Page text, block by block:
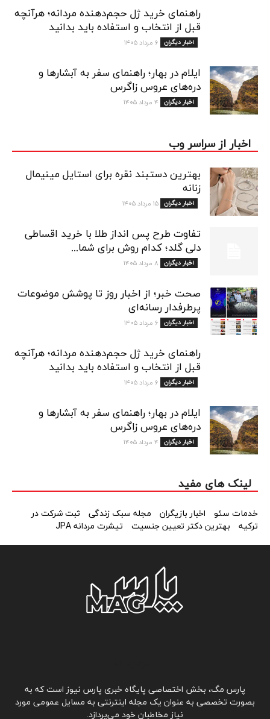
راهنمای خرید ژل حجم‌دهنده مردانه؛ هرآنچه
قبل از انتخاب و استفاده باید بدانید
اخبار دیگران ۶ مرداد ۱۴۰۵
ایلام در بهار؛ راهنمای سفر به آبشارها و
دره‌های عروس زاگرس
اخبار دیگران ۴ مرداد ۱۴۰۵
اخبار از سراسر وب
بهترین دستبند نقره برای استایل مینیمال
زنانه
اخبار دیگران ۱۵ مرداد ۱۴۰۵
تفاوت طرح پس انداز طلا با خرید اقساطی
دلی گلد؛ کدام روش برای شما...
اخبار دیگران ۸ مرداد ۱۴۰۵
صحت خبر؛ از اخبار روز تا پوشش موضوعات
پرطرفدار رسانه‌ای
اخبار دیگران ۶ مرداد ۱۴۰۵
راهنمای خرید ژل حجم‌دهنده مردانه؛ هرآنچه
قبل از انتخاب و استفاده باید بدانید
اخبار دیگران ۶ مرداد ۱۴۰۵
ایلام در بهار؛ راهنمای سفر به آبشارها و
دره‌های عروس زاگرس
اخبار دیگران ۴ مرداد ۱۴۰۵
لینک های مفید
خدمات سئو اخبار بازیگران مجله سبک زندگی
ثبت شرکت در
ترکیه
بهترین دکتر تعیین جنسیت تیشرت مردانه JPA
پارس مگ، بخش اختصاصی پایگاه خبری پارس نیوز است که به
بصورت تخصصی به عنوان یک مجله اینترنتی به مسايل عمومی مورد
نیاز مخاطبان خود می‌پردازد.